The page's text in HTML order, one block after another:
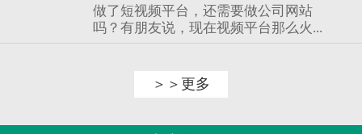
做了短视频平台，还需要做公司网站
吗？有朋友说，现在视频平台那么火...
＞＞更多